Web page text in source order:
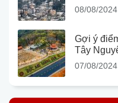
08/08/2024
Gợi ý
Tây
07/08/2024